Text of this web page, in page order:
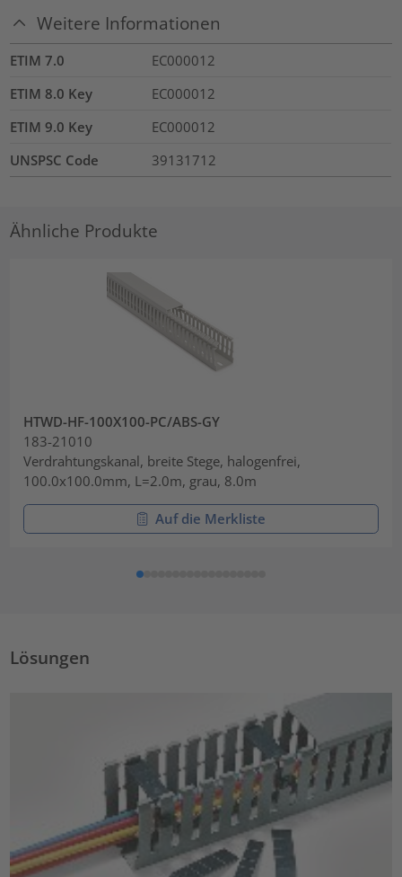
Weitere Informationen
ETIM 7.0
EC000012
ETIM 8.0 Key
EC000012
ETIM 9.0 Key
EC000012
UNSPSC Code
39131712
Ähnliche Produkte
HTWD-HF-100X100-PC/ABS-GY
183-21010
Verdrahtungskanal, breite Stege, halogenfrei,
100.0x100.0mm, L=2.0m, grau, 8.0m
Auf die Merkliste
Lösungen